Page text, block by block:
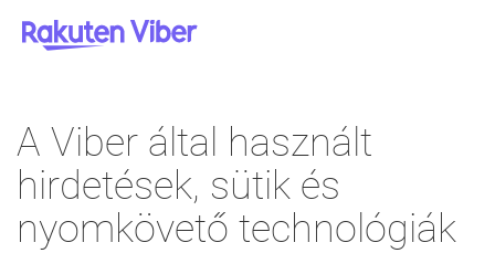
A Viber által használt
hirdetések, sütik és
nyomkövető technológiák